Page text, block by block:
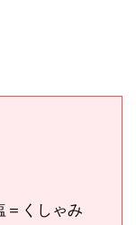
＝くしゃみ